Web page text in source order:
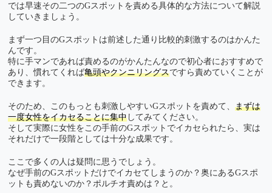
では早速その二つのGスポットを責める具体的な方法について解説
していきましょう。
まず一つ目のGスポットは前述した通り比較的刺激するのはかんた
んです。
特に手マンであれば責めるのがかんたんなので初心者におすすめで
あり、慣れてくれば亀頭やクンニリングスですら責めていくことが
できます。
そのため、このもっとも刺激しやすいGスポットを責めて、 まずは
一度女性をイカセることに集中 してみてください。
そして実際に女性をこの手前のGスポットでイカセられたら、実は
それだけで一段階としては十分な成果です。
ここで多くの人は疑問に思うでしょう。
なぜ手前のGスポットだけでイカセてしまうのか？奥にあるGスポ
ットも責めないのか？ポルチオ責めは？と。